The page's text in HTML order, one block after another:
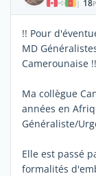
| 18
!! Pour
MD
Camerounaise !!
Ma collègue
années en
Généraliste/
Elle est passé
formalités